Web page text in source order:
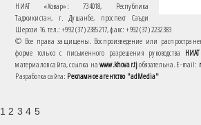
НИАТ «Ховар»: 734018, Республика
Таджикистан, г. Душанбе, проспект Саъди
Шерози 16. тел.: +992 (37) 2385217, факс: +992 (37) 2232383
© Все права защищены. Воспроизведение или
форме только с письменного разрешения руководства
материалов сайта, ссылка наwww.khovar.tjобязательна. E-mail:
Разработка сайта: Рекламное агентство "adMedia"
1 2 3 4 5